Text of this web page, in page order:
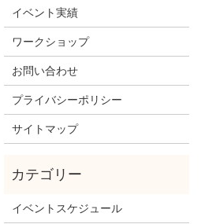
イベント実績
ワークショップ
お問い合わせ
プライバシーポリシー
サイトマップ
イベントスケジュール